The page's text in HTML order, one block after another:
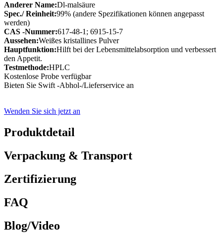
Anderer Name:Dl-malsäure
Spec./ Reinheit:99% (andere Spezifikationen können angepasst
werden)
CAS -Nummer:617-48-1; 6915-15-7
Aussehen:Weißes kristallines Pulver
Hauptfunktion:Hilft bei der Lebensmittelabsorption und verbessert
den Appetit.
Testmethode:HPLC
Kostenlose Probe verfügbar
Bieten Sie Swift -Abhol-/Lieferservice an
Wenden Sie sich jetzt an
Produktdetail
Verpackung & Transport
Zertifizierung
FAQ
Blog/Video